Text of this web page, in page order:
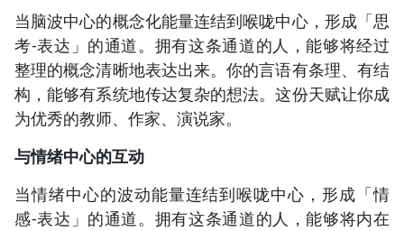
当脑波中心的概念化能量连结到喉咙中心，形成「思
考-表达」的通道。拥有这条通道的人，能够将经过
整理的概念清晰地表达出来。你的言语有条理、有结
构，能够有系统地传达复杂的想法。这份天赋让你成
为优秀的教师、作家、演说家。
与情绪中心的互动
当情绪中心的波动能量连结到喉咙中心，形成「情
感-表达」的通道。拥有这条通道的人，能够将内在